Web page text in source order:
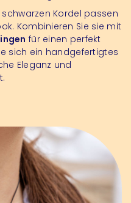
Kordel passen
Kombinieren Sie sie mit
für einen perfekt
sich ein handgefertigtes
Eleganz und